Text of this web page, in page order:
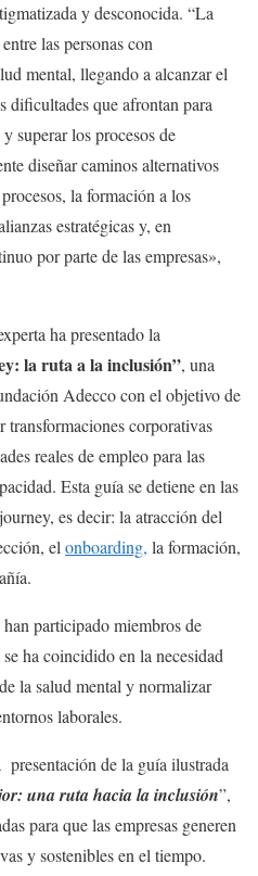
y desconocida. “La
las personas con
mental, llegando a alcanzar el
dificultades que afrontan para
superar los procesos de
diseñar caminos alternativos
la formación a los
estratégicas y, en
por parte de las empresas»,
ha presentado la
la ruta a la inclusión”, una
Adecco con el objetivo de
transformaciones corporativas
reales de empleo para las
Esta guía se detiene en las
es decir: la atracción del
elonboarding, la formación,
participado miembros de
ha coincidido en la necesidad
la salud mental y normalizar
laborales.
de la guía ilustrada
una ruta hacia la inclusión”,
para que las empresas generen
y sostenibles en el tiempo.